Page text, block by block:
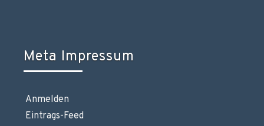
Meta Impressum
Anmelden
Eintrags-Feed